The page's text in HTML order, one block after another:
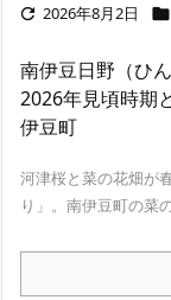
 2026年8月2日 
南伊豆日野（ひ
2026年見頃時期
伊豆町
河津桜と菜の花畑が
り」。南伊豆町の菜